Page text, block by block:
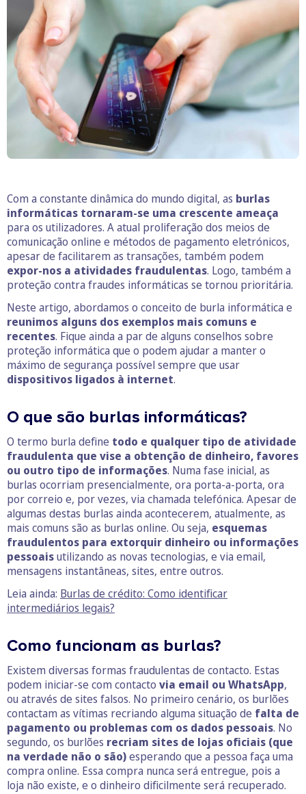
Com a constante dinâmica do mundo digital, as burlas
informáticas tornaram-se uma crescente ameaça
para os utilizadores. A atual proliferação dos meios de
comunicação online e métodos de pagamento eletrónicos,
apesar de facilitarem as transações, também podem
expor-nos a atividades fraudulentas. Logo, também a
proteção contra fraudes informáticas se tornou prioritária.
Neste artigo, abordamos o conceito de burla informática e
reunimos alguns dos exemplos mais comuns e
recentes. Fique ainda a par de alguns conselhos sobre
proteção informática que o podem ajudar a manter o
máximo de segurança possível sempre que usar
dispositivos ligados à internet.
O que são burlas informáticas?
O termo burla define todo e qualquer tipo de atividade
fraudulenta que vise a obtenção de dinheiro, favores
ou outro tipo de informações. Numa fase inicial, as
burlas ocorriam presencialmente, ora porta-a-porta, ora
por correio e, por vezes, via chamada telefónica. Apesar de
algumas destas burlas ainda acontecerem, atualmente, as
mais comuns são as burlas online. Ou seja, esquemas
fraudulentos para extorquir dinheiro ou informações
pessoaisutilizando as novas tecnologias, e via email,
mensagens instantâneas, sites, entre outros.
Leia ainda: Burlas de crédito: Como identificar
intermediários legais?
Como funcionam as burlas?
Existem diversas formas fraudulentas de contacto. Estas
podem iniciar-se com contacto via email ou WhatsApp,
ou através de sites falsos. No primeiro cenário, os burlões
contactam as vítimas recriando alguma situação de falta de
pagamento ou problemas com os dados pessoais. No
segundo, os burlões recriam sites de lojas oficiais (que
na verdade não o são)esperando que a pessoa faça uma
compra online. Essa compra nunca será entregue, pois a
loja não existe, e o dinheiro dificilmente será recuperado.